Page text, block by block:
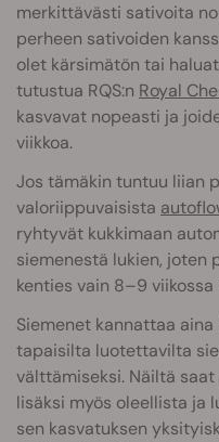
merkittävästi sativoita
perheen sativoiden
olet kärsimätön tai
tutustua RQS:n Royal
kasvavat nopeasti ja
viikkoa.
Jos tämäkin tuntuu liian
valoriippuvaisista
ryhtyvät kukkimaan
siemenestä lukien, joten
kenties vain 8–9
Siemenet kannattaa aina
tapaisilta luotettavilta
välttämiseksi. Näiltä
lisäksi myös oleellista ja
sen kasvatuksen